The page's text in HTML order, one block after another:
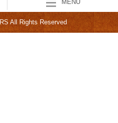
MENU
All Rights Reserved